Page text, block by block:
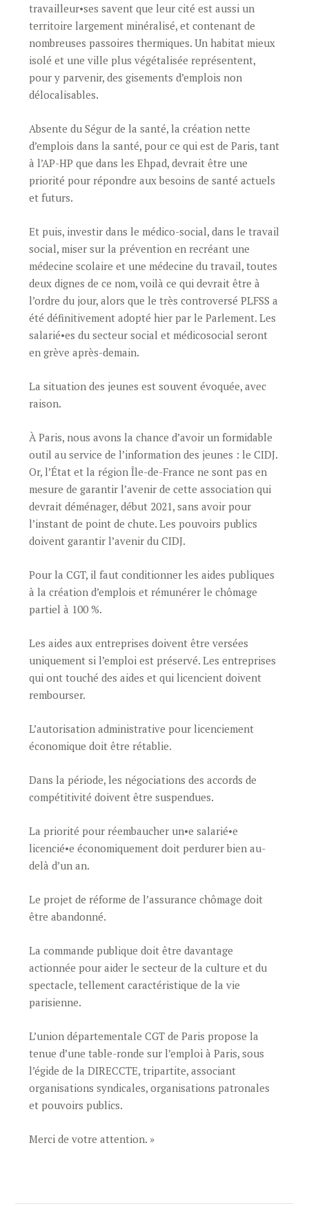
travailleur•ses savent que leur cité est aussi un
territoire largement minéralisé, et contenant de
nombreuses passoires thermiques. Un habitat mieux
isolé et une ville plus végétalisée représentent,
pour y parvenir, des gisements d’emplois non
délocalisables.
Absente du Ségur de la santé, la création nette
d’emplois dans la santé, pour ce qui est de Paris, tant
à l’AP-HP que dans les Ehpad, devrait être une
priorité pour répondre aux besoins de santé actuels
et futurs.
Et puis, investir dans le médico-social, dans le travail
social, miser sur la prévention en recréant une
médecine scolaire et une médecine du travail, toutes
deux dignes de ce nom, voilà ce qui devrait être à
l’ordre du jour, alors que le très controversé PLFSS a
été définitivement adopté hier par le Parlement. Les
salarié•es du secteur social et médicosocial seront
en grève après-demain.
La situation des jeunes est souvent évoquée, avec
raison.
À Paris, nous avons la chance d’avoir un formidable
outil au service de l’information des jeunes : le CIDJ.
Or, l’État et la région Île-de-France ne sont pas en
mesure de garantir l’avenir de cette association qui
devrait déménager, début 2021, sans avoir pour
l’instant de point de chute. Les pouvoirs publics
doivent garantir l’avenir du CIDJ.
Pour la CGT, il faut conditionner les aides publiques
à la création d’emplois et rémunérer le chômage
partiel à 100 %.
Les aides aux entreprises doivent être versées
uniquement si l’emploi est préservé. Les entreprises
qui ont touché des aides et qui licencient doivent
rembourser.
L’autorisation administrative pour licenciement
économique doit être rétablie.
Dans la période, les négociations des accords de
compétitivité doivent être suspendues.
La priorité pour réembaucher un•e salarié•e
licencié•e économiquement doit perdurer bien au-
delà d’un an.
Le projet de réforme de l’assurance chômage doit
être abandonné.
La commande publique doit être davantage
actionnée pour aider le secteur de la culture et du
spectacle, tellement caractéristique de la vie
parisienne.
L’union départementale CGT de Paris propose la
tenue d’une table-ronde sur l’emploi à Paris, sous
l’égide de la DIRECCTE, tripartite, associant
organisations syndicales, organisations patronales
et pouvoirs publics.
Merci de votre attention. »